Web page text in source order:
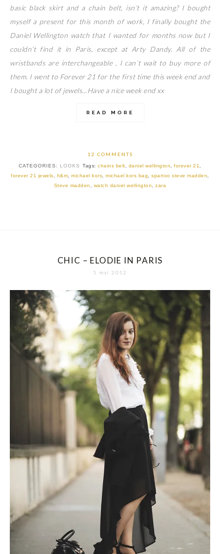
basic black skirt and a chain belt, isn’t it amazing? I bought
myself a present for this month of work, I finally bought the
Daniel Wellington watch that I wanted for months now but I
couldn’t find it in Paris, except at Arty Dandy. All of the
wristbands are interchangeable , I can’t wait to buy more of
them. I went to Forever 21 for the first time this week end and
I bought a lot of jewels…Have a nice week end xx
READ MORE
12 COMMENTS
CATEGORIES: LOOKS Tags:chains belt daniel wellington ,forever 21
forever 21 jewels
h&m ,michael kors ,michael kors bag ,spartoo steve madden
Steve madden
watch daniel wellington ,zara
CHIC – ELODIE IN PARIS
5 mai 2012